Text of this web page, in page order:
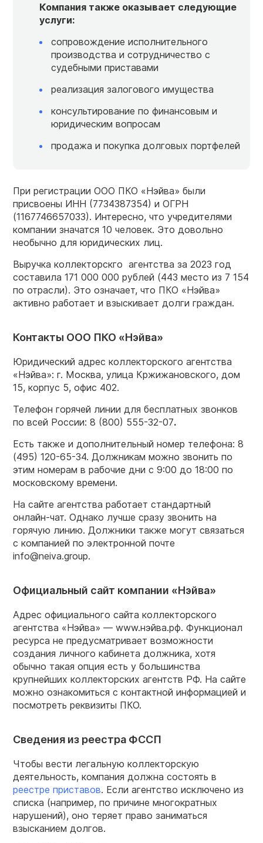
Компания также оказывает следующие
услуги:
сопровождение исполнительного
производства и сотрудничество с
судебными приставами
реализация залогового имущества
консультирование по финансовым и
юридическим вопросам
продажа и покупка долговых портфелей
При регистрации ООО ПКО «Нэйва» были
присвоены ИНН (7734387354) и ОГРН
(1167746657033). Интересно, что учредителями
компании значатся 10 человек. Это довольно
необычно для юридических лиц.
Выручка коллекторскго агентства за 2023 год
составила 171 000 000 рублей (443 место из 7 154
по отрасли). Это означает, что ПКО «Нэйва»
активно работает и взыскивает долги граждан.
Контакты ООО ПКО «Нэйва»
Юридический адрес коллекторского агентства
«Нэйва»: г. Москва, улица Кржижановского, дом
15, корпус 5, офис 402.
Телефон горячей линии для бесплатных звонков
по всей России: 8 (800) 555-32-07.
Есть также и дополнительный номер телефона: 8
(495) 120-65-34. Должникам можно звонить по
этим номерам в рабочие дни с 9:00 до 18:00 по
московскому времени.
На сайте агентства работает стандартный
онлайн-чат. Однако лучше сразу звонить на
горячую линию. Должники также могут связаться
с компанией по электронной почте
info@neiva.group.
Официальный сайт компании «Нэйва»
Адрес официального сайта коллекторского
агентства «Нэйва» — www.нэйва.рф. Функционал
ресурса не предусматривает возможности
создания личного кабинета должника, хотя
обычно такая опция есть у большинства
крупнейших коллекторских агентств РФ. На сайте
можно ознакомиться с контактной информацией и
посмотреть реквизиты ПКО.
Сведения из реестра ФССП
Чтобы вести легальную коллекторскую
деятельность, компания должна состоять в
реестре приставов. Если агентство исключено из
списка (например, по причине многократных
нарушений), оно теряет право заниматься
взысканием долгов.